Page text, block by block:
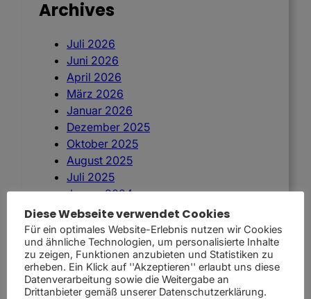
Archives
Juli 2026
Juni 2026
April 2026
März 2026
Januar 2026
Dezember 2025
Oktober 2025
August 2025
Juli 2025
Januar 2024
April 2023
März 2022
Februar 2022
Februar 2021
Diese Webseite verwendet Cookies
Für ein optimales Website-Erlebnis nutzen wir Cookies
und ähnliche Technologien, um personalisierte Inhalte
zu zeigen, Funktionen anzubieten und Statistiken zu
erheben. Ein Klick auf ''Akzeptieren'' erlaubt uns diese
Datenverarbeitung sowie die Weitergabe an
Drittanbieter gemäß unserer Datenschutzerklärung.